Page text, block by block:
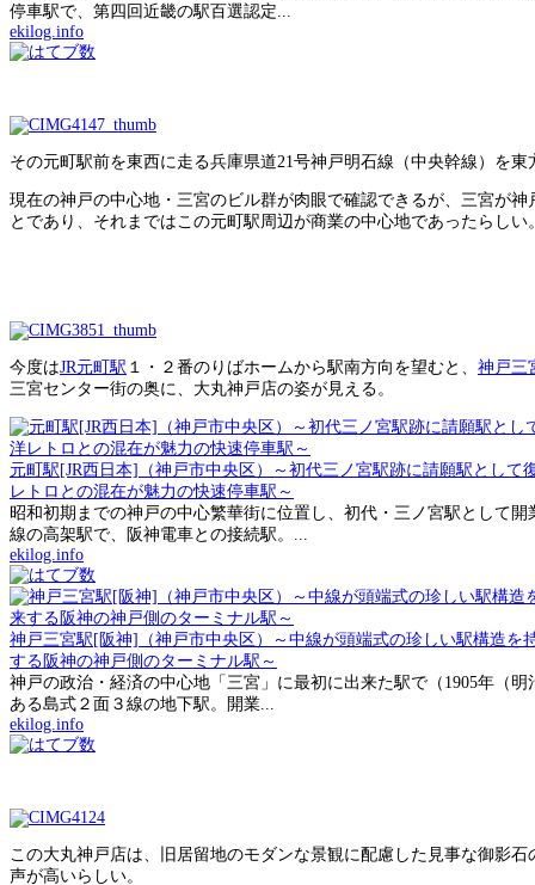
停車駅で、第四回近畿の駅百選認定...
ekilog.info
その元町駅前を東西に走る兵庫県道21号神戸明石線（中央幹線）を東
現在の神戸の中心地・三宮のビル群が肉眼で確認できるが、三宮が
とであり、それまではこの元町駅周辺が商業の中心地であったらしい
今度はJR元町駅 １・２番のりばホームから駅南方向を望むと、 神戸三
三宮センター街の奥に、大丸神戸店の姿が見える。
元町駅[JR西日本]（神戸市中央区）～初代三ノ宮駅跡に請願駅とし
レトロとの混在が魅力の快速停車駅～
昭和初期までの神戸の中心繁華街に位置し、初代・三ノ宮駅として
線の高架駅で、阪神電車との接続駅。...
ekilog.info
神戸三宮駅[阪神]（神戸市中央区）～中線が頭端式の珍しい駅構造を
する阪神の神戸側のターミナル駅～
神戸の政治・経済の中心地「三宮」に最初に出来た駅で（1905年（
ある島式２面３線の地下駅。開業...
ekilog.info
この大丸神戸店は、旧居留地のモダンな景観に配慮した見事な御影
声が高いらしい。